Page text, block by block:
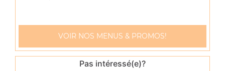
Mozzarella sticks 8 pcs
Frites ou potatoes, sauce au choix
8.90€
VOIR NOS MENUS & PROMOS!
Pas intéressé(e)?